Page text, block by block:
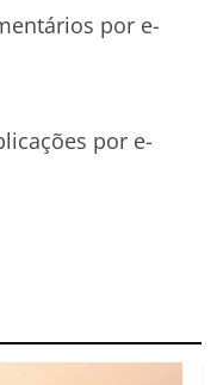
por e-
por e-